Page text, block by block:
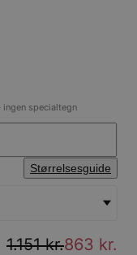
specialtegn
Størrelsesguide
1.151 kr.863 kr.